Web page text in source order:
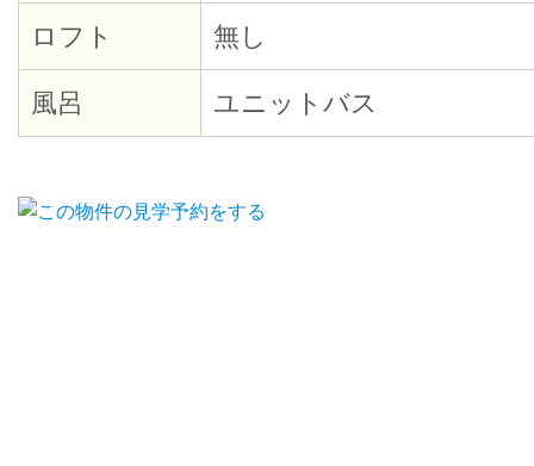
ロフト 無し
風呂 ユニットバス